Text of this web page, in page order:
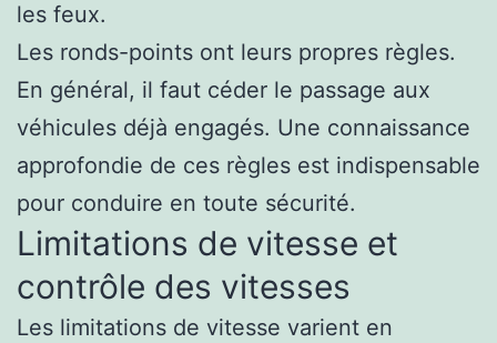
les feux.
Les ronds-points ont leurs propres règles.
En général, il faut céder le passage aux
véhicules déjà engagés. Une connaissance
approfondie de ces règles est indispensable
pour conduire en toute sécurité.
Limitations de vitesse et
contrôle des vitesses
Les limitations de vitesse varient en